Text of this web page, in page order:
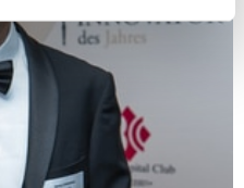
identifizieren
Ihre persönlichen Daten
Sie Ihre Präferenzen im
und Anzeigen zu